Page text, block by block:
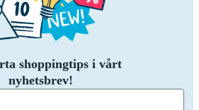
shoppingtips i vårt
nyhetsbrev!